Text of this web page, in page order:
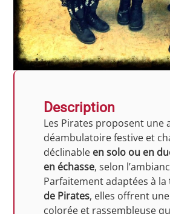
Description
Les Pirates proposent une
déambulatoire festive et
déclinable en solo ou en
en échasse, selon
Parfaitement adaptées à la
de Pirates, elles offrent
colorée et rassembleuse